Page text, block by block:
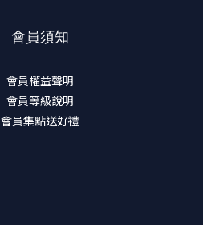
會員須知
會員權益聲明
會員等級說明
會員集點送好禮